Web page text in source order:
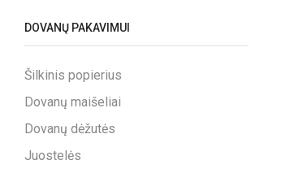
DOVANŲ PAKAVIMUI
Šilkinis popierius
Dovanų maišeliai
Dovanų dėžutės
Juostelės